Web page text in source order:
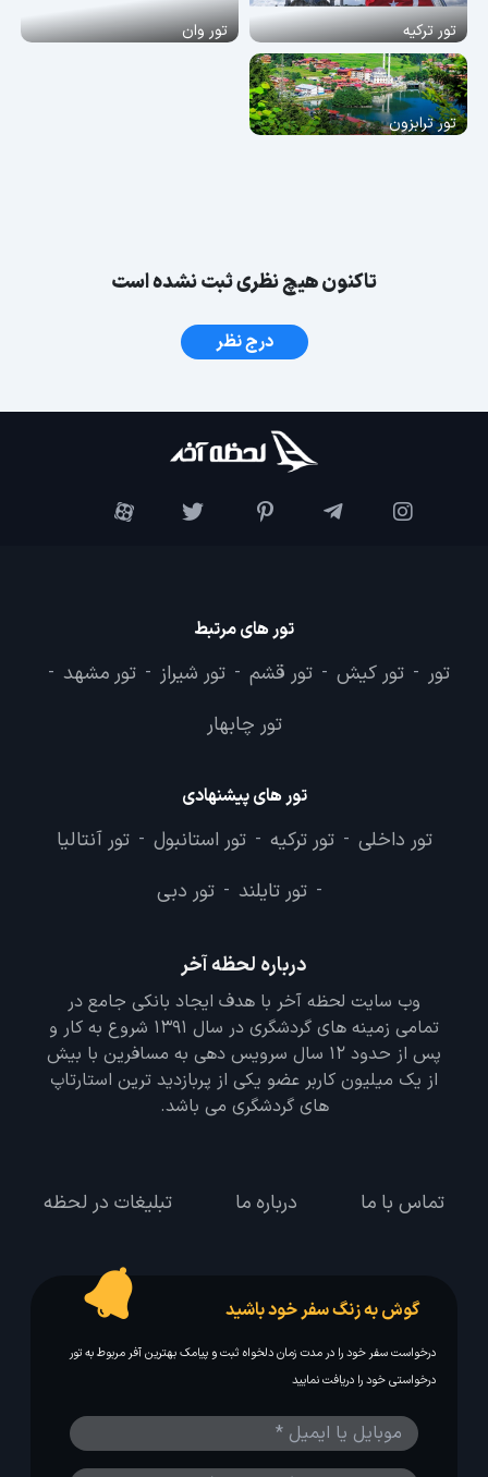
تور ترکیه تور وان
تور ترابزون
تاکنون هیچ نظری ثبت نشده است
درج نظر
تور های مرتبط
تور - تور کیش - تور قشم - تور شیراز - تور مشهد -
تور چابهار
تور های پیشنهادی
تور داخلی - تور ترکیه - تور استانبول - تور آنتالیا
- تور تایلند - تور دبی
درباره لحظه آخر
وب سایت لحظه آخر با هدف ایجاد بانکی جامع در
تمامی زمینه های گردشگری در سال 1391 شروع به کار و
پس از حدود 12 سال سرویس دهی به مسافرین با بیش
از یک میلیون کاربر عضو یکی از پربازدید ترین استارتاپ
های گردشگری می باشد.
تماس با ما درباره ما تبلیغات در لحظه
گوش به زنگ سفر خود باشید
درخواست سفر خود را در مدت زمان دلخواه ثبت و پیامک بهترین آفر مربوط به تور
درخواستی خود را دریافت نمایید